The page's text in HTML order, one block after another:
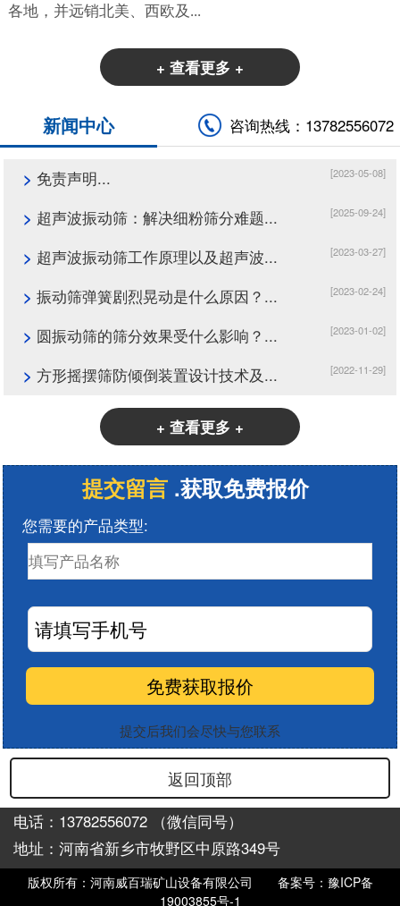
各地，并远销北美、西欧及...
+ 查看更多 +
咨询热线：13782556072
新闻中心
[2023-05-08]
> 免责声明...
[2025-09-24]
> 超声波振动筛：解决细粉筛分难题...
[2023-03-27]
> 超声波振动筛工作原理以及超声波...
[2023-02-24]
> 振动筛弹簧剧烈晃动是什么原因？...
[2023-01-02]
> 圆振动筛的筛分效果受什么影响？...
[2022-11-29]
> 方形摇摆筛防倾倒装置设计技术及...
+ 查看更多 +
提交留言 .获取免费报价
您需要的产品类型:
提交后我们会尽快与您联系
返回顶部
电话：13782556072 （微信同号）
地址：河南省新乡市牧野区中原路349号
版权所有：河南威百瑞矿山设备有限公司 备案号：豫ICP备
19003855号-1